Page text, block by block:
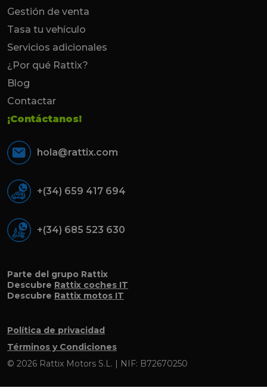
Gestión de venta
Tasa tu vehículo
Servicios adicionales
¿Por qué Rattix?
Blog
Contactar
¡Contáctanos!
hola@rattix.com
+(34) 659 417 694
+(34) 685 523 630
Parte del grupo Rattix
Descubre Rattix coches IT
Descubre Rattix motos IT
Política de privacidad
Términos y Condiciones
© 2026 Rattix Motors S.L. | NIF: B72670250